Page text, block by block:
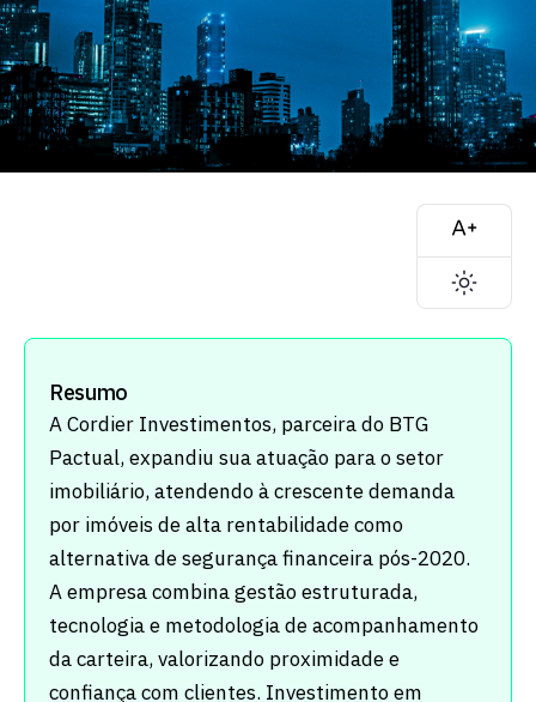
Resumo
A Cordier Investimentos, parceira do BTG
Pactual, expandiu sua atuação para o setor
imobiliário, atendendo à crescente demanda
por imóveis de alta rentabilidade como
alternativa de segurança financeira pós-2020.
A empresa combina gestão estruturada,
tecnologia e metodologia de acompanhamento
da carteira, valorizando proximidade e
confiança com clientes. Investimento em